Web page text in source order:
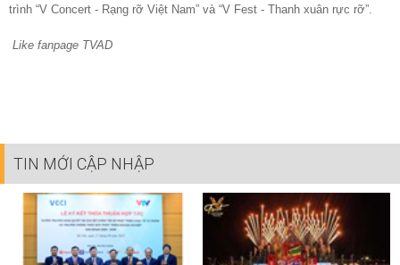
trình “V Concert - Rạng rỡ Việt Nam” và “V Fest - Thanh xuân rực rỡ”.
Like fanpage TVAD
TIN MỚI CẬP NHẬP